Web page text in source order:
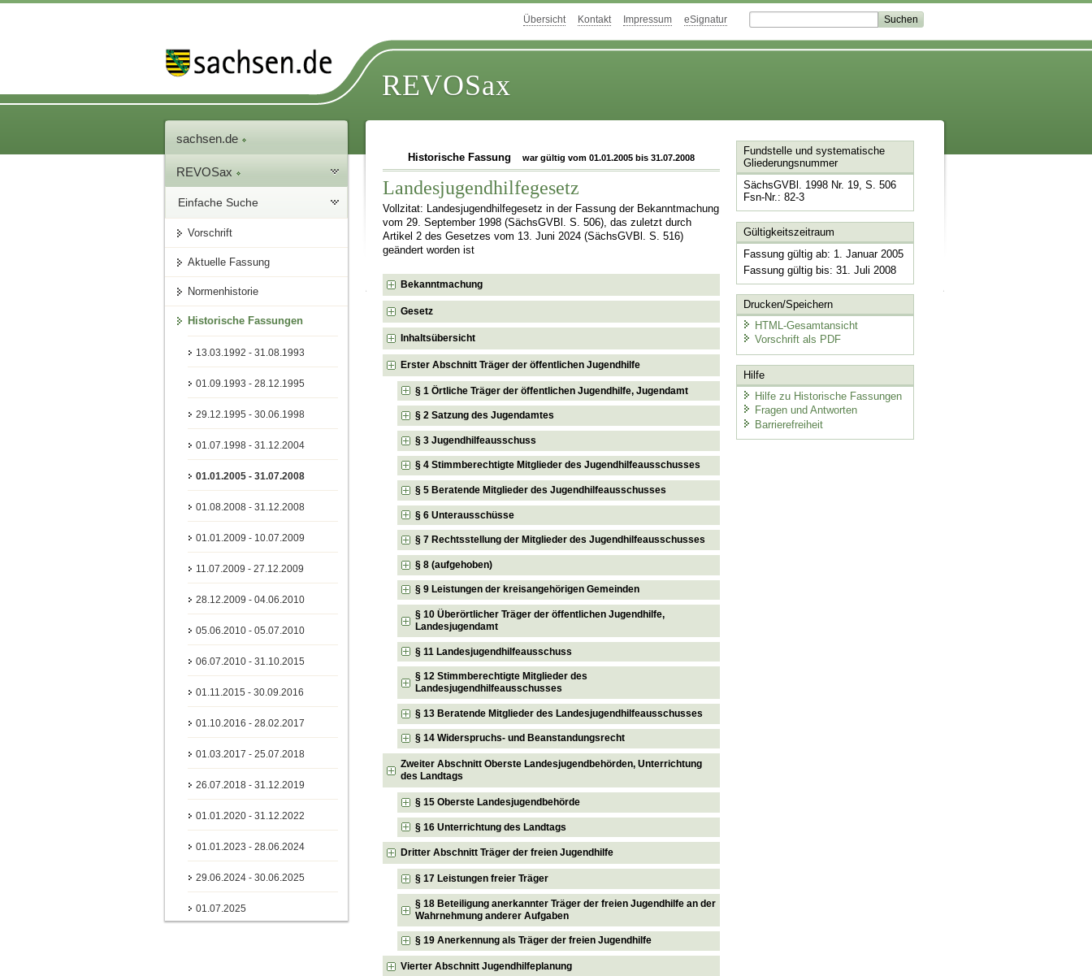
Übersicht Kontakt Impressum eSignatur
REVOSax
sachsen.de
REVOSax
Einfache Suche
Vorschrift
Aktuelle Fassung
Normenhistorie
Historische Fassungen
13.03.1992 - 31.08.1993
01.09.1993 - 28.12.1995
29.12.1995 - 30.06.1998
01.07.1998 - 31.12.2004
01.01.2005 - 31.07.2008
01.08.2008 - 31.12.2008
01.01.2009 - 10.07.2009
11.07.2009 - 27.12.2009
28.12.2009 - 04.06.2010
05.06.2010 - 05.07.2010
06.07.2010 - 31.10.2015
01.11.2015 - 30.09.2016
01.10.2016 - 28.02.2017
01.03.2017 - 25.07.2018
26.07.2018 - 31.12.2019
01.01.2020 - 31.12.2022
01.01.2023 - 28.06.2024
29.06.2024 - 30.06.2025
01.07.2025
Historische Fassung war gültig vom 01.01.2005 bis 31.07.2008
Landesjugendhilfegesetz
Vollzitat: Landesjugendhilfegesetz in der Fassung der Bekanntmachung
vom 29. September 1998 (SächsGVBl. S. 506), das zuletzt durch
Artikel 2 des Gesetzes vom 13. Juni 2024 (SächsGVBl. S. 516)
geändert worden ist
Bekanntmachung
Gesetz
Inhaltsübersicht
Erster Abschnitt Träger der öffentlichen Jugendhilfe
§ 1 Örtliche Träger der öffentlichen Jugendhilfe, Jugendamt
§ 2 Satzung des Jugendamtes
§ 3 Jugendhilfeausschuss
§ 4 Stimmberechtigte Mitglieder des Jugendhilfeausschusses
§ 5 Beratende Mitglieder des Jugendhilfeausschusses
§ 6 Unterausschüsse
§ 7 Rechtsstellung der Mitglieder des Jugendhilfeausschusses
§ 8 (aufgehoben)
§ 9 Leistungen der kreisangehörigen Gemeinden
§ 10 Überörtlicher Träger der öffentlichen Jugendhilfe,
Landesjugendamt
§ 11 Landesjugendhilfeausschuss
§ 12 Stimmberechtigte Mitglieder des
Landesjugendhilfeausschusses
§ 13 Beratende Mitglieder des Landesjugendhilfeausschusses
§ 14 Widerspruchs- und Beanstandungsrecht
Zweiter Abschnitt Oberste Landesjugendbehörden, Unterrichtung
des Landtags
§ 15 Oberste Landesjugendbehörde
§ 16 Unterrichtung des Landtags
Dritter Abschnitt Träger der freien Jugendhilfe
§ 17 Leistungen freier Träger
§ 18 Beteiligung anerkannter Träger der freien Jugendhilfe an der
Wahrnehmung anderer Aufgaben
§ 19 Anerkennung als Träger der freien Jugendhilfe
Vierter Abschnitt Jugendhilfeplanung
Fundstelle und systematische
Gliederungsnummer
SächsGVBl. 1998 Nr. 19, S. 506
Fsn-Nr.: 82-3
Gültigkeitszeitraum
Fassung gültig ab: 1. Januar 2005
Fassung gültig bis: 31. Juli 2008
Drucken/Speichern
HTML-Gesamtansicht
Vorschrift als PDF
Hilfe
Hilfe zu Historische Fassungen
Fragen und Antworten
Barrierefreiheit